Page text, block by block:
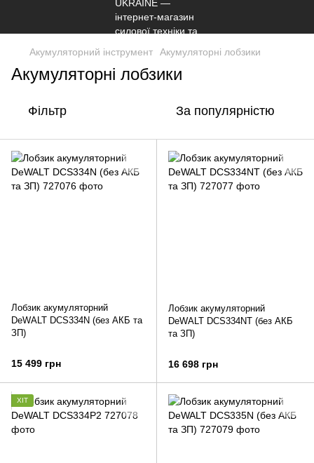
Акумуляторний інструмент Акумуляторні лобзики
Акумуляторні лобзики
Фільтр За популярністю
Лобзик акумуляторний
DeWALT DCS334N (без АКБ та
ЗП)
15 499 грн
Лобзик акумуляторний
DeWALT DCS334NT (без АКБ
та ЗП)
16 698 грн
ХІТ